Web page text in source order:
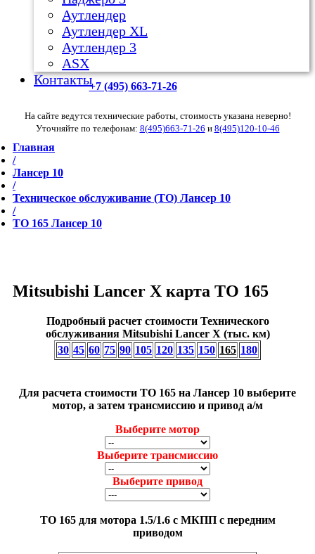
Аутлендер
Аутлендер ХL
Аутлендер 3
ASX
Контакты+7 (495) 663-71-26
На сайте ведутся технические работы, стоимость указана неверно!
Уточняйте по телефонам: 8(495)663-71-26 и 8(495)120-10-46
Главная
/
Лансер 10
/
Техническое обслуживание (ТО) Лансер 10
/
ТО 165 Лансер 10
Mitsubishi Lancer X карта ТО 165
Подробный расчет стоимости Технического
обслуживания Mitsubishi Lancer X (тыс. км)
30 45 60 75 90 105 120 135 150 165 180
Для расчета стоимости ТО 165 на Лансер 10 выберите
мотор, а затем трансмиссию и привод а/м
Выберите мотор
Выберите трансмиссию
Выберите привод
ТО 165 для мотора 1.5/1.6 с МКПП c передним
приводом